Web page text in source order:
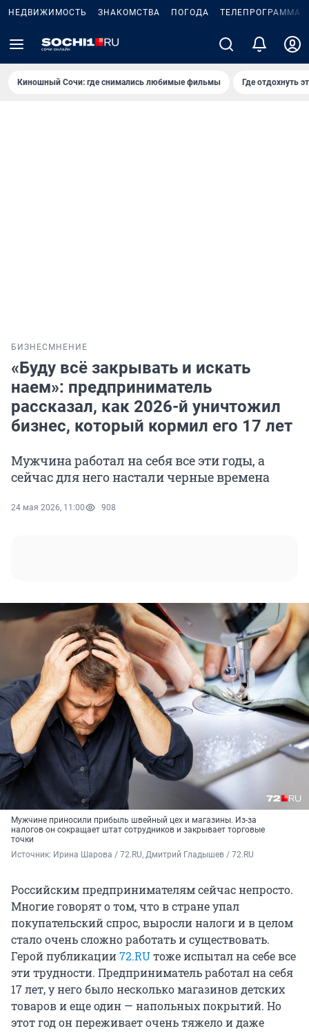
НЕДВИЖИМОСТЬ ЗНАКОМСТВА ПОГОДА ТЕЛЕПРОГРАММА
Киношный Сочи: где снимались любимые фильмы Где отдохнуть
БИЗНЕС МНЕНИЕ
«Буду всё закрывать и искать
наем»: предприниматель
рассказал, как 2026-й уничтожил
бизнес, который кормил его 17 лет
Мужчина работал на себя все эти годы, а
сейчас для него настали черные времена
24 мая 2026, 11:00 908
Мужчине приносили прибыль швейный цех и магазины. Из-за
налогов он сокращает штат сотрудников и закрывает торговые
точки
Источник: Ирина Шарова / 72.RU, Дмитрий Гладышев / 72.RU
Российским предпринимателям сейчас непросто.
Многие говорят о том, что в стране упал
покупательский спрос, выросли налоги и в целом
стало очень сложно работать и существовать.
Герой публикации72.RUтоже испытал на себе все
эти трудности. Предприниматель работал на себя
17 лет, у него было несколько магазинов детских
товаров и еще один — напольных покрытий. Но
этот год он переживает очень тяжело и даже